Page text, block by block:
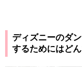
ディズニーのダ
するためにはど